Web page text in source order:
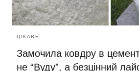
ЦІКАВЕ
Замочила ковдру в
не “Вуду”, а безцінний